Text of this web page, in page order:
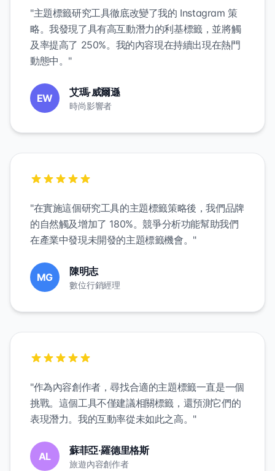
"主題標籤研究工具徹底改變了我的 Instagram 策
略。我發現了具有高互動潛力的利基標籤，並將觸
及率提高了 250%。我的內容現在持續出現在熱門
動態中。"
EW 艾瑪·威爾遜
時尚影響者
"在實施這個研究工具的主題標籤策略後，我們品牌
的自然觸及增加了 180%。競爭分析功能幫助我們
在產業中發現未開發的主題標籤機會。"
MG 陳明志
數位行銷經理
"作為內容創作者，尋找合適的主題標籤一直是一個
挑戰。這個工具不僅建議相關標籤，還預測它們的
表現潛力。我的互動率從未如此之高。"
AL 蘇菲亞·羅德里格斯
旅遊內容創作者